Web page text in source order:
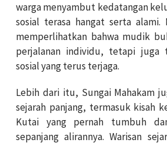
warga menyambut kedatangan
sosial terasa hangat serta alami.
memperlihatkan bahwa mudik
perjalanan individu, tetapi juga
sosial yang terus terjaga.
Lebih dari itu, Sungai Mahakam
sejarah panjang, termasuk kisah
Kutai yang pernah tumbuh
sepanjang alirannya. Warisan